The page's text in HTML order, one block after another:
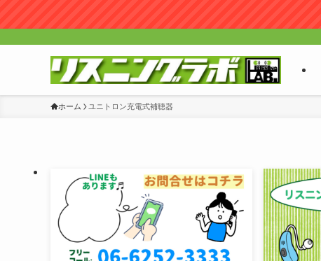
ホーム ユニトロン充電式補聴器